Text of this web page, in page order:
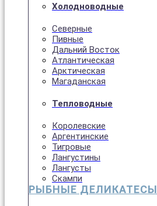
Холодноводные
Северные
Пивные
Дальний Восток
Атлантическая
Арктическая
Магаданская
Тепловодные
Королевские
Аргентинские
Тигровые
Лангустины
Лангусты
Скампи
РЫБНЫЕ ДЕЛИКАТЕСЫ